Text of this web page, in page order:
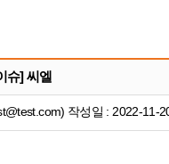
슈] 씨엘
작성일 : 2022-11-